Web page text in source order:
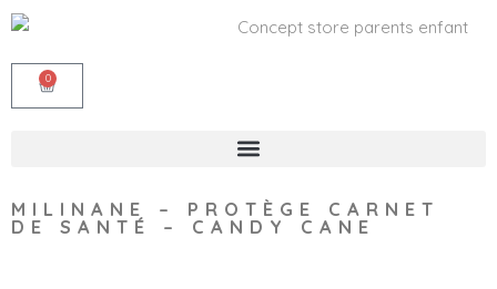
0
MILINANE – PROTÈGE CARNET
DE SANTÉ – CANDY CANE